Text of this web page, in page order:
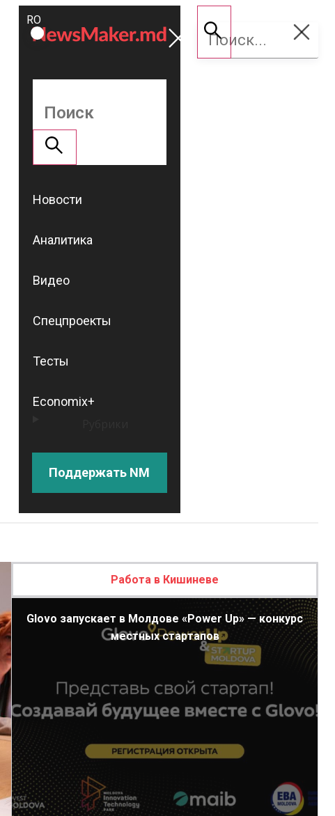
ROMÂNĂ
RU
Поддержать
NM
Новости
Аналитика
Видео
Спецпроекты
Тесты
Economix+
Поддержать NM
Работа в Кишиневе
Glovo запускает в Молдове «Power Up» — конкурс
местных стартапов